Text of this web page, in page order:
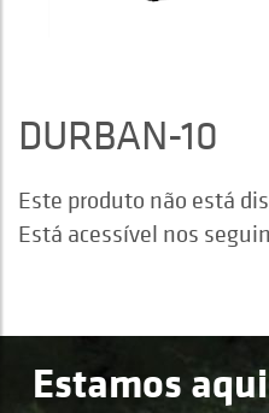
DURBAN-10
Este produto não está
Está acessível nos
Estamos